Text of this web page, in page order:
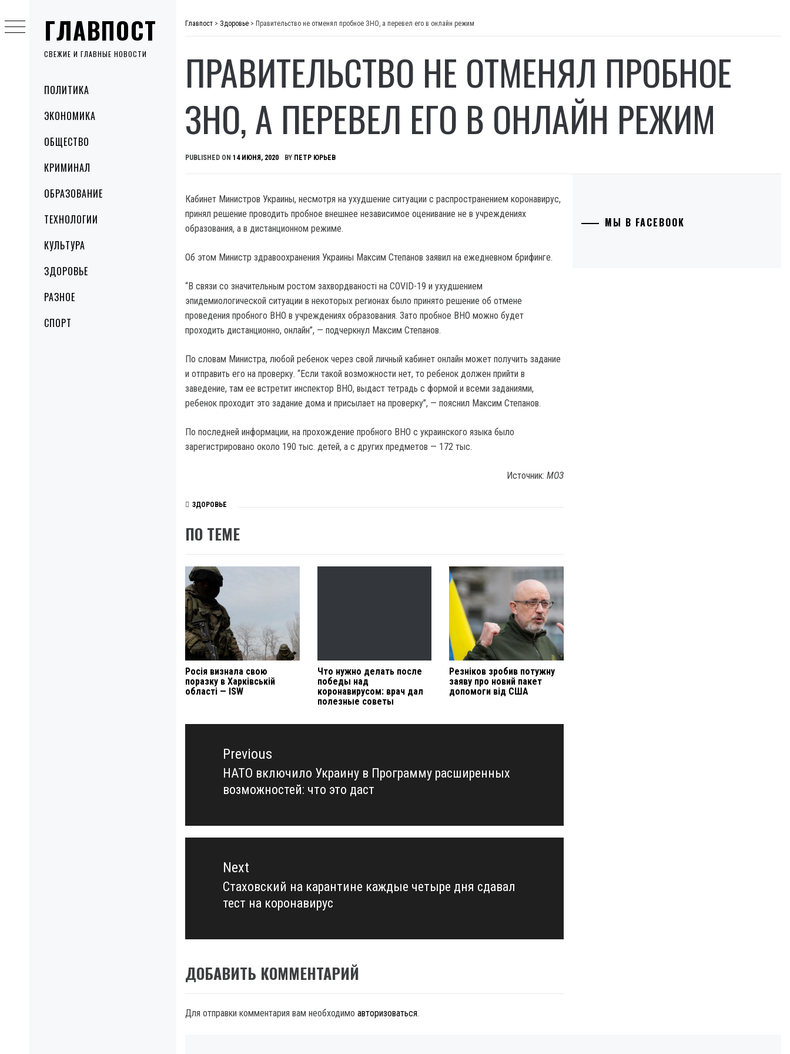
ГЛАВПОСТ
СВЕЖИЕ И ГЛАВНЫЕ НОВОСТИ
MenuПОЛИТИКА
ЭКОНОМИКА
ОБЩЕСТВО
КРИМИНАЛ
ОБРАЗОВАНИЕ
ТЕХНОЛОГИИ
КУЛЬТУРА
ЗДОРОВЬЕ
РАЗНОЕ
СПОРТ
to
content
Главпост > Здоровье > Правительство не отменял пробное ЗНО, а перевел его в онлайн режим
ПРАВИТЕЛЬСТВО НЕ ОТМЕНЯЛ ПРОБНОЕ
ЗНО, А ПЕРЕВЕЛ ЕГО В ОНЛАЙН РЕЖИМ
PUBLISHED ON 14 ИЮНЯ, 2020 BY ПЕТР ЮРЬЕВ
Кабинет Министров Украины, несмотря на ухудшение ситуации с распространением коронавирус,
принял решение проводить пробное внешнее независимое оценивание не в учреждениях
образования, а в дистанционном режиме.
Об этом Министр здравоохранения Украины Максим Степанов заявил на ежедневном брифинге.
“В связи со значительным ростом захвордваності на COVID-19 и ухудшением
эпидемиологической ситуации в некоторых регионах было принято решение об отмене
проведения пробного ВНО в учреждениях образования. Зато пробное ВНО можно будет
проходить дистанционно, онлайн”, — подчеркнул Максим Степанов.
По словам Министра, любой ребенок через свой личный кабинет онлайн может получить задание
и отправить его на проверку. “Если такой возможности нет, то ребенок должен прийти в
заведение, там ее встретит инспектор ВНО, выдаст тетрадь с формой и всеми заданиями,
ребенок проходит это задание дома и присылает на проверку”, — пояснил Максим Степанов.
По последней информации, на прохождение пробного ВНО с украинского языка было
зарегистрировано около 190 тыс. детей, а с других предметов — 172 тыс.
Источник:МОЗ
ЗДОРОВЬЕ
ПО ТЕМЕ
Росія визнала свою
поразку в Харківській
області — ISW
Что нужно делать после
победы над
коронавирусом: врач дал
полезные советы
Резніков зробив потужну
заяву про новий пакет
допомоги від США
Навигация
записямPrevious
Previous
post:
НАТО включило Украину в Программу расширенных
возможностей: что это даст
Next
Next
post:
Стаховский на карантине каждые четыре дня сдавал
тест на коронавирус
ДОБАВИТЬ КОММЕНТАРИЙ
Для отправки комментария вам необходимо авторизоваться.
МЫ В FACEBOOK